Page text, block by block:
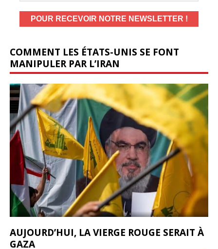
COMMENT LES ÉTATS-UNIS SE FONT
MANIPULER PAR L’IRAN
AUJOURD’HUI, LA VIERGE ROUGE SERAIT À
GAZA